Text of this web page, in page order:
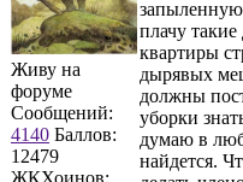
Живу на
форуме
Сообщений:
4140 Баллов:
12479
ЖКХоинов:
плачу
квартиры
дырявых
должны
уборки
думаю в
найдется.